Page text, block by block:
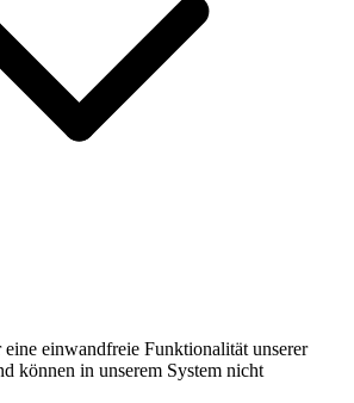
einwandfreie Funktionalität unserer
können in unserem System nicht